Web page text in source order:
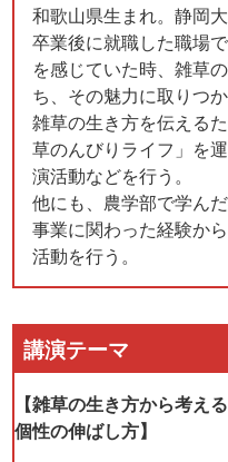
和歌山県生まれ。静岡大
卒業後に就職した職場
を感じていた時、雑草
ち、その魅力に取りつか
雑草の生き方を伝える
草のんびりライフ」を
演活動などを行う。
他にも、農学部で学ん
事業に関わった経験か
活動を行う。
講演テーマ
【雑草の生き方から考え
個性の伸ばし方】